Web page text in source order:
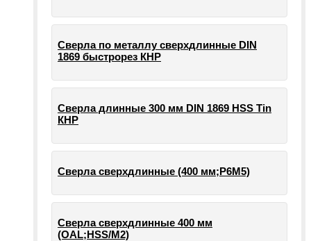
Сверла по металлу сверхдлинные DIN
1869 быстрорез КНР
Сверла длинные 300 мм DIN 1869 HSS Tin
КНР
Сверла сверхдлинные (400 мм;Р6М5)
Сверла сверхдлинные 400 мм
(OAL;HSS/M2)